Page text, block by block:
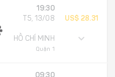
19:30
T5, 13/08
HỒ CHÍ MINH
Quận 1
US$ 28.31